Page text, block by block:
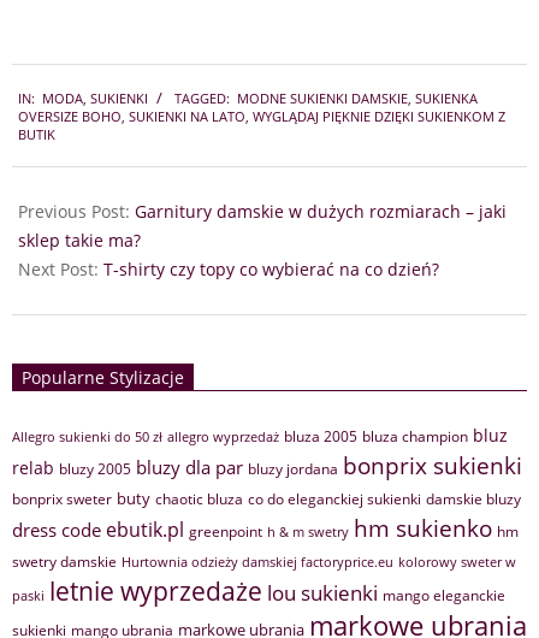
05-
22
IN: MODA SUKIENKI TAGGED: MODNE SUKIENKI DAMSKIE SUKIENKA
OVERSIZE BOHO SUKIENKI NA LATO WYGLĄDAJ PIĘKNIE DZIĘKI SUKIENKOM Z
BUTIK
Previous Post: Garnitury damskie w dużych rozmiarach – jaki
sklep takie ma?
Next Post: T-shirty czy topy co wybierać na co dzień?
Popularne Stylizacje
Allegro sukienki do 50 zł allegro wyprzedaż bluza 2005 bluza champion bluz
relab bluzy 2005 bluzy dla par bluzy jordana bonprix sukienki
bonprix sweter buty chaotic bluza co do eleganckiej sukienki damskie bluzy
dress code ebutik.pl greenpoint h & m swetry hm sukienko hm
swetry damskie Hurtownia odzieży damskiej factoryprice.eu kolorowy sweter w
paski letnie wyprzedaże lou sukienki mango eleganckie
sukienki mango ubrania markowe ubrania markowe ubrania